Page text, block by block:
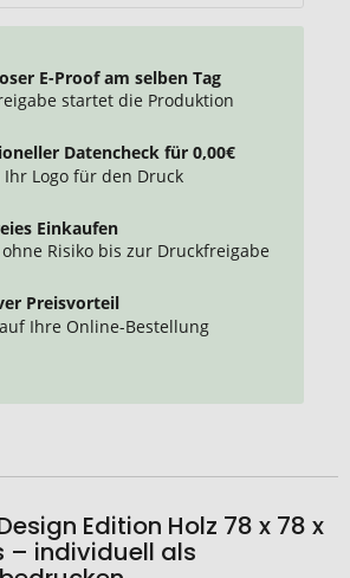
E-Proof am selben Tag
startet die Produktion
Datencheck für 0,00€
Logo für den Druck
Einkaufen
Risiko bis zur Druckfreigabe
Preisvorteil
Ihre Online-Bestellung
Edition Holz 78 x 78 x
– individuell als